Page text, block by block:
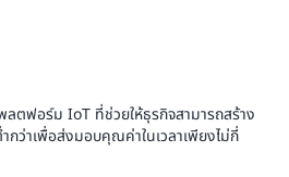
ตฟอร์ม IoT ที่ช่วยให้ธุรกิจสามารถสร้าง
กว่าเพื่อส่งมอบคุณค่าในเวลาเพียงไม่กี่